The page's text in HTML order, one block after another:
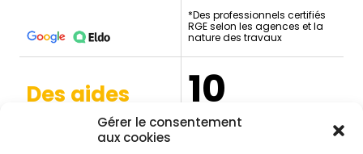
Gérer le consentement
aux cookies
*Des professionnels certifiés
RGE selon les agences et la
nature des travaux
Des aides
financières
10
Ans de garantie